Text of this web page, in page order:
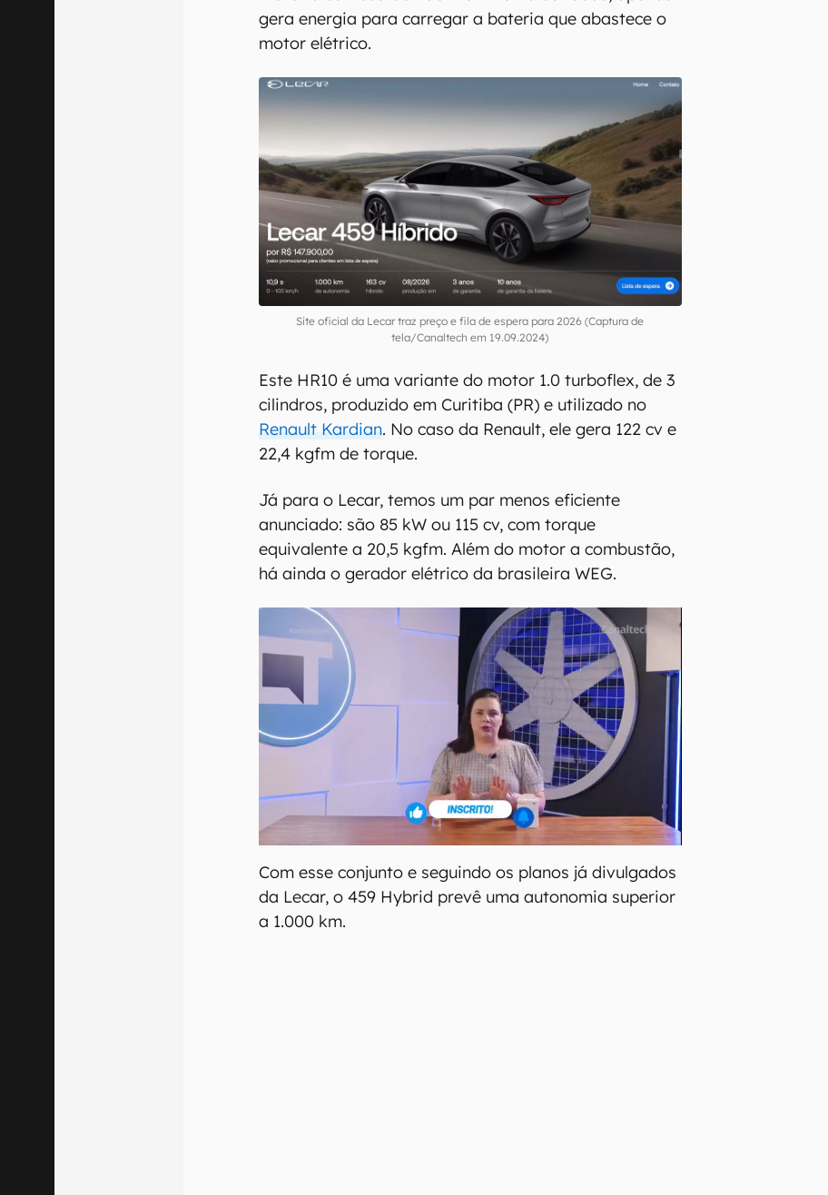
gera energia para carregar a bateria que abastece o
motor elétrico.
Site oficial da Lecar traz preço e fila de espera para 2026 (Captura de
tela/Canaltech em 19.09.2024)
Este HR10 é uma variante do motor 1.0 turboflex, de 3
cilindros, produzido em Curitiba (PR) e utilizado no
Renault Kardian. No caso da Renault, ele gera 122 cv e
22,4 kgfm de torque.
Já para o Lecar, temos um par menos eficiente
anunciado: são 85 kW ou 115 cv, com torque
equivalente a 20,5 kgfm. Além do motor a combustão,
há ainda o gerador elétrico da brasileira WEG.
Com esse conjunto e seguindo os planos já divulgados
da Lecar, o 459 Hybrid prevê uma autonomia superior
a 1.000 km.